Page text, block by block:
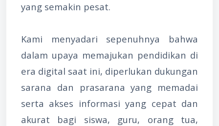
yang semakin pesat.
Kami menyadari sepenuhnya bahwa
dalam upaya memajukan pendidikan di
era digital saat ini, diperlukan dukungan
sarana dan prasarana yang memadai
serta akses informasi yang cepat dan
akurat bagi siswa, guru, orang tua,